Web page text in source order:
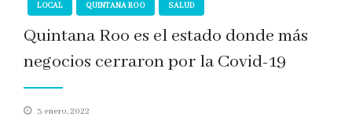
LOCAL QUINTANA ROO SALUD
Quintana Roo es el estado donde más
negocios cerraron por la Covid-19
Publicado
3 enero, 2022